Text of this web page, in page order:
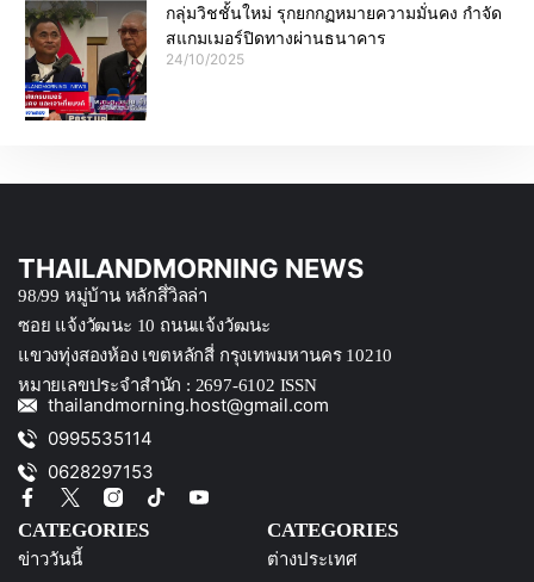
กลุ่มวิชชั้นใหม่ รุกยกกฏหมายความมั่นคง กำจัด
สแกมเมอร์ปิดทางผ่านธนาคาร
24/10/2025
THAILANDMORNING NEWS
98/99 หมู่บ้าน หลักสึ่วิลล่า
ซอย แจ้งวัฒนะ 10 ถนนแจ้งวัฒนะ
แขวงทุ่งสองห้อง เขตหลักสี่ กรุงเทพมหานคร 10210
หมายเลขประจำสำนัก : 2697-6102 ISSN
thailandmorning.host@gmail.com
0995535114
0628297153
CATEGORIES
ข่าววันนี้
CATEGORIES
ต่างประเทศ